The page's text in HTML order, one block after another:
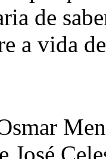
de
a vida
José